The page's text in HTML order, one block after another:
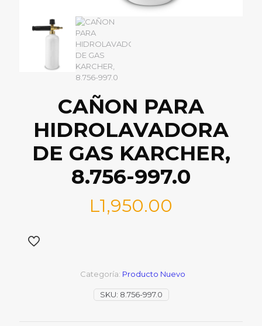
CAÑON PARA
HIDROLAVADORA
DE GAS KARCHER,
8.756-997.0
L1,950.00
SKU: 8.756-997.0
Categoría: Producto Nuevo